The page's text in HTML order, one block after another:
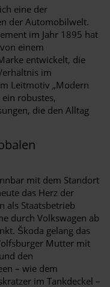
eine der
der Automobilwelt.
im Jahr 1895 hat
einem
entwickelt, die
im
Leitmotiv „Modern
robustes,
die den Alltag
mit dem Standort
das Herz der
als Staatsbetrieb
durch Volkswagen ab
Škoda gelang das
Mutter mit
den
– wie dem
im Tankdeckel –